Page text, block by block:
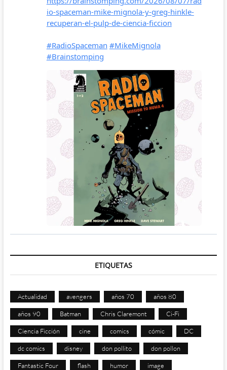
ETIQUETAS
Actualidad avengers años 70 años 80
años 90 Batman Chris Claremont Ci-Fi
Ciencia Ficción cine comics cómic DC
dc comics disney don pollito don pollon
Fantastic Four flash humor image